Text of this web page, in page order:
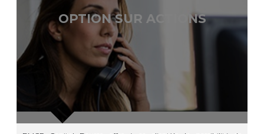
OPTION SUR ACTIONS